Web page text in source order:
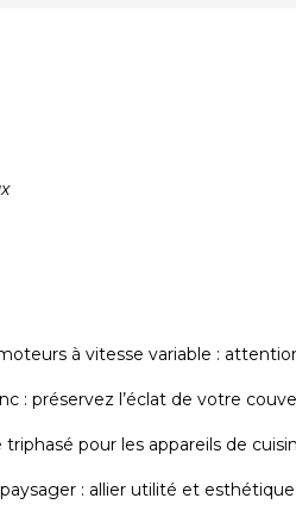
à vitesse variable :
: préservez l’éclat de votre
pour les appareils de
: allier utilité et esthétique